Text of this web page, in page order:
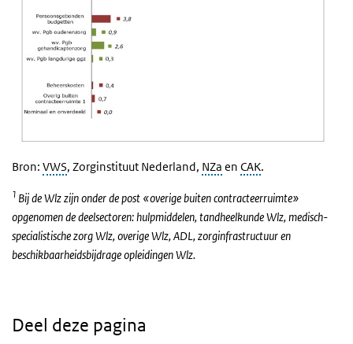
Bron: VWS, Zorginstituut Nederland, NZa en CAK.
1 Bij de Wlz zijn onder de post «overige buiten contracteerruimte»
opgenomen de deelsectoren: hulpmiddelen, tandheelkunde Wlz, medisch-
specialistische zorg Wlz, overige Wlz, ADL, zorginfrastructuur en
beschikbaarheidsbijdrage opleidingen Wlz.
Deel deze pagina